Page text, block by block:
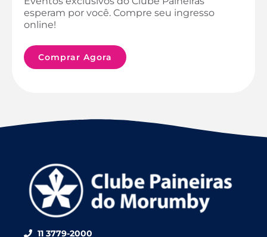
esperam por você. Compre seu ingresso
online!
Comprar Agora
11 3779-2000